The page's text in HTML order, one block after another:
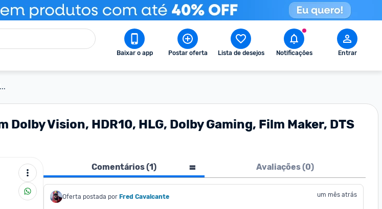
Baixar o app Postar oferta Lista de desejos Notificações Entrar
Vision, HDR10, HLG, Dolby Gaming, Film Maker, DTS
Comentários (1) Avaliações (0)
Oferta postada por Fred Cavalcante um mês atrás